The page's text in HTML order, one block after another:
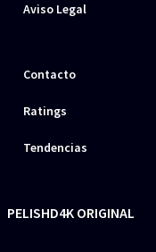
Aviso Legal
Contacto
Ratings
Tendencias
PELISHD4K ORIGINAL